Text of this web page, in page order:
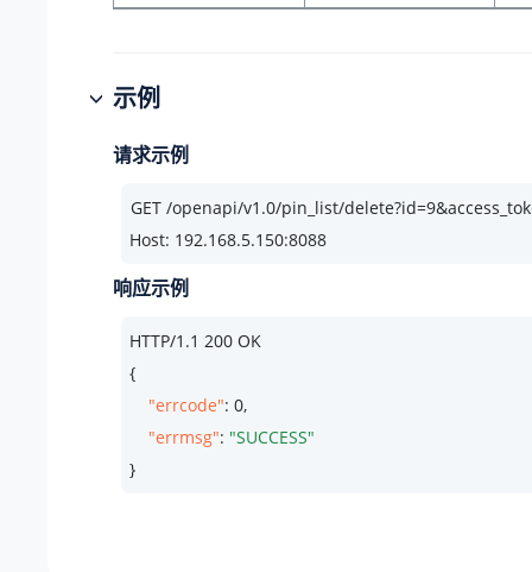
示例
请求示例
Host: 192.168.5.150:8088
响应示例
HTTP/1.1 200 OK
{
"errcode": 0,
"errmsg": "SUCCESS"
}